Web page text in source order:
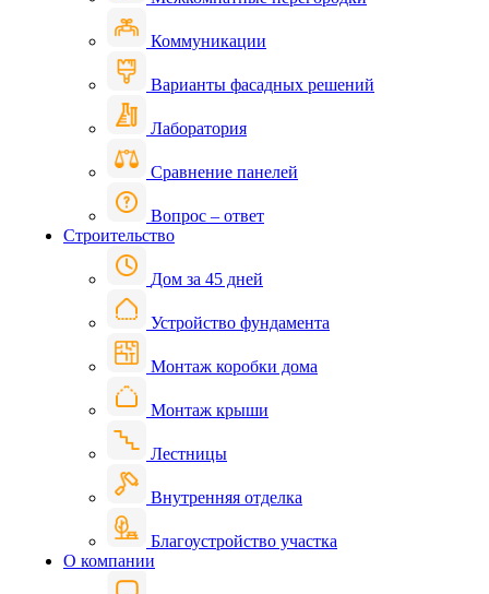
Коммуникации
Варианты фасадных решений
Лаборатория
Сравнение панелей
Вопрос – ответ
Строительство
Дом за 45 дней
Устройство фундамента
Монтаж коробки дома
Монтаж крыши
Лестницы
Внутренняя отделка
Благоустройство участка
О компании